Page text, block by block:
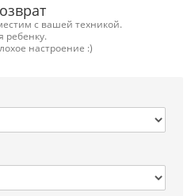
с вашей техникой.
ребенку.
настроение :)